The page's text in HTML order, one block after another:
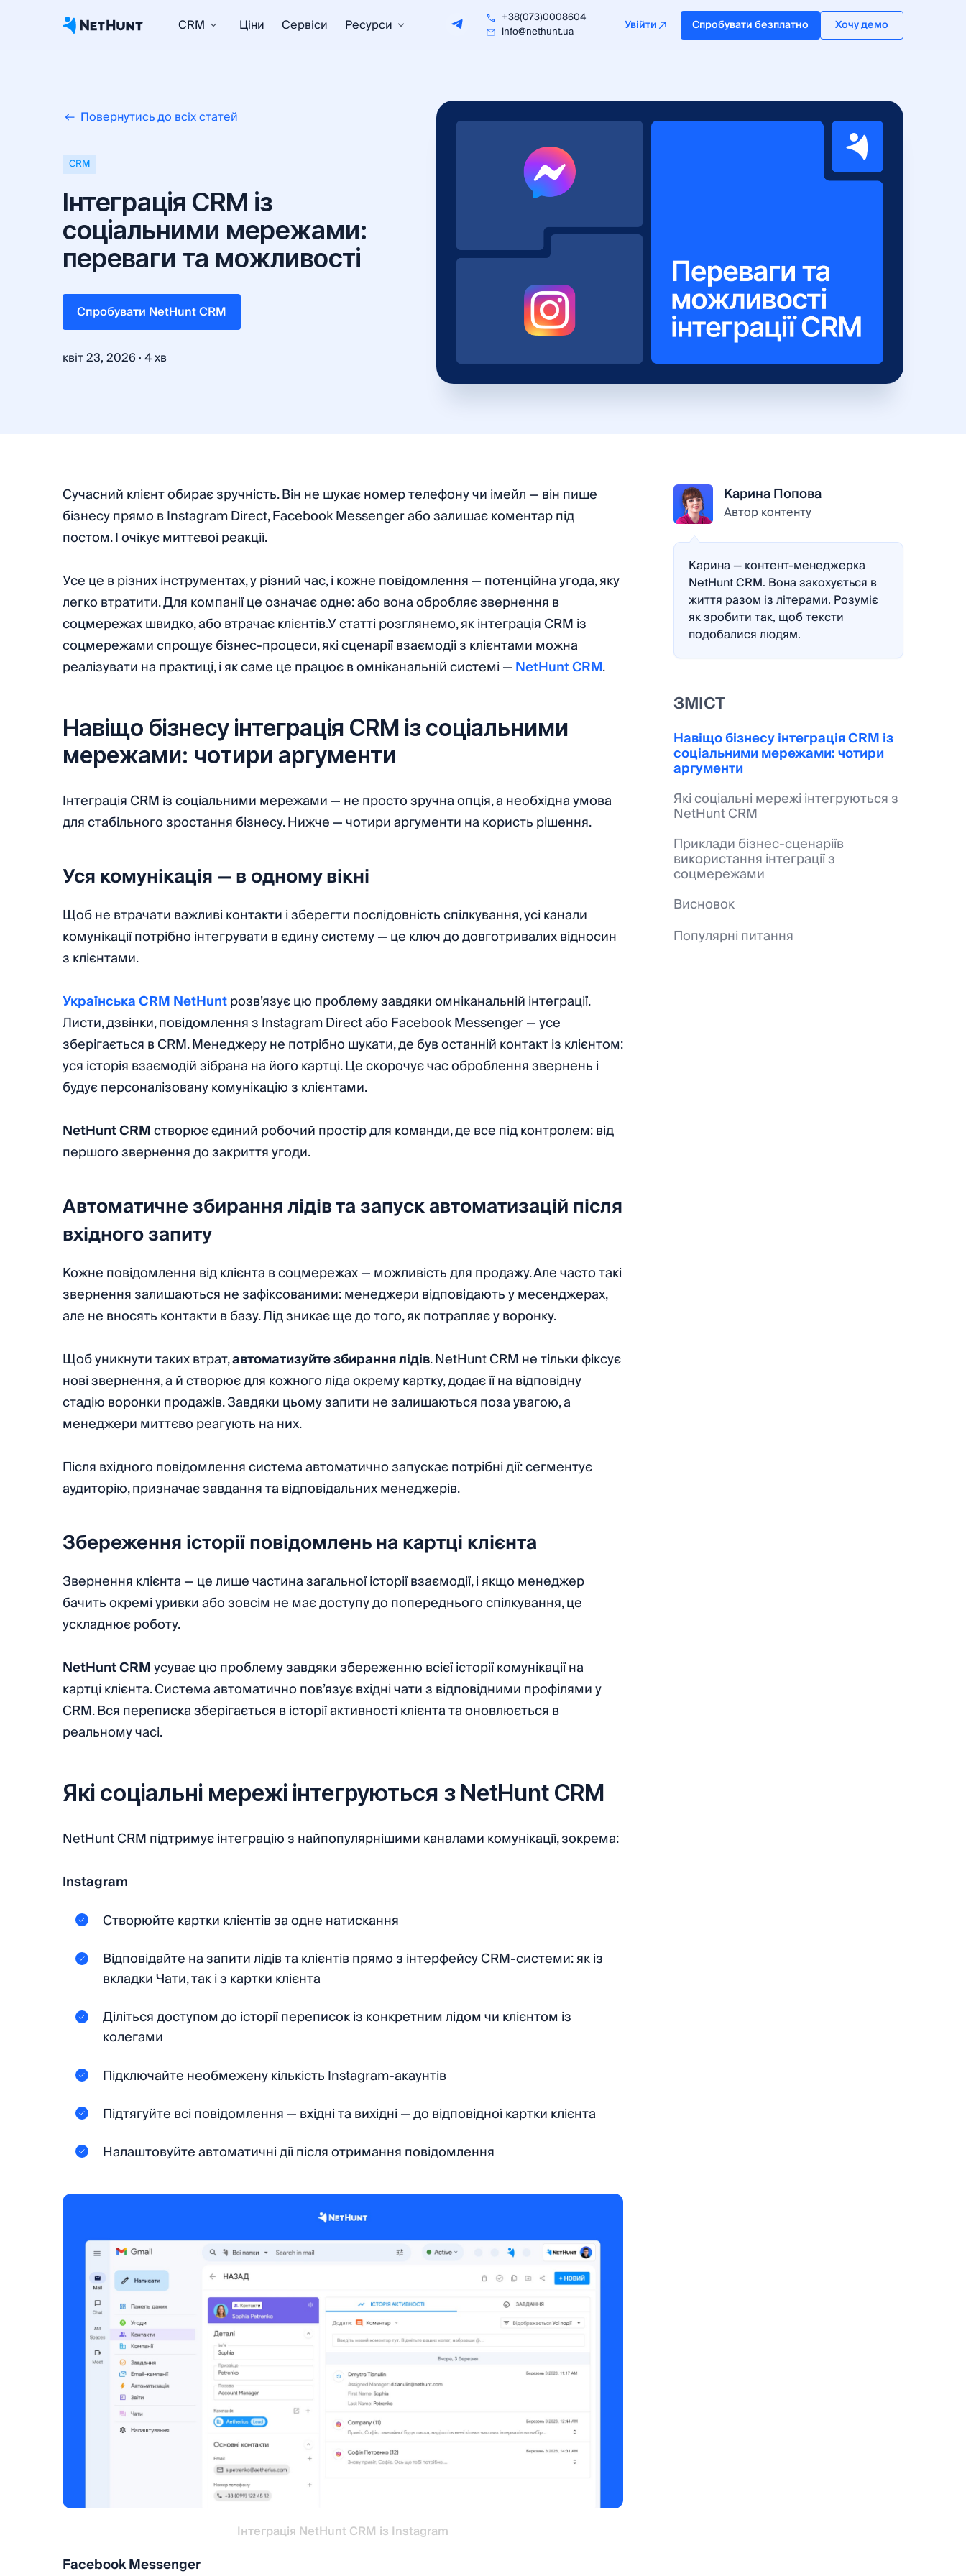
CRM Ціни Сервіси Ресурси
+38(073)0008604
info@nethunt.ua
Увійти Спробувати безплатно Хочу демо
Повернутись до всіх статей
CRM
Інтеграція CRM із
соціальними мережами:
переваги та можливості
Cпробувати NetHunt CRM
квіт 23, 2026 ·4 хв
Сучасний клієнт обирає зручність. Він не шукає номер телефону чи імейл — він пише
бізнесу прямо в Instagram Direct, Facebook Messenger або залишає коментар під
постом. І очікує миттєвої реакції.
Усе це в різних інструментах, у різний час, і кожне повідомлення — потенційна угода, яку
легко втратити. Для компанії це означає одне: або вона обробляє звернення в
соцмережах швидко, або втрачає клієнтів.У статті розглянемо, як інтеграція CRM із
соцмережами спрощує бізнес-процеси, які сценарії взаємодії з клієнтами можна
реалізувати на практиці, і як саме це працює в омніканальній системі —NetHunt CRM.
Навіщо бізнесу інтеграція CRM із соціальними
мережами: чотири аргументи
Інтеграція CRM із соціальними мережами — не просто зручна опція, а необхідна умова
для стабільного зростання бізнесу. Нижче — чотири аргументи на користь рішення.
Уся комунікація — в одному вікні
Щоб не втрачати важливі контакти і зберегти послідовність спілкування, усі канали
комунікації потрібно інтегрувати в єдину систему — це ключ до довготривалих відносин
з клієнтами.
Українська CRM NetHuntрозв’язує цю проблему завдяки омніканальній інтеграції.
Листи, дзвінки, повідомлення з Instagram Direct або Facebook Messenger — усе
зберігається в CRM. Менеджеру не потрібно шукати, де був останній контакт із клієнтом:
уся історія взаємодій зібрана на його картці. Це скорочує час оброблення звернень і
будує персоналізовану комунікацію з клієнтами.
NetHunt CRMстворює єдиний робочий простір для команди, де все під контролем: від
першого звернення до закриття угоди.
Автоматичне збирання лідів та запуск автоматизацій після
вхідного запиту
Кожне повідомлення від клієнта в соцмережах — можливість для продажу. Але часто такі
звернення залишаються не зафіксованими: менеджери відповідають у месенджерах,
але не вносять контакти в базу. Лід зникає ще до того, як потрапляє у воронку.
Щоб уникнути таких втрат,автоматизуйте збирання лідів. NetHunt CRM не тільки фіксує
нові звернення, а й створює для кожного ліда окрему картку, додає її на відповідну
стадію воронки продажів. Завдяки цьому запити не залишаються поза увагою, а
менеджери миттєво реагують на них.
Після вхідного повідомлення система автоматично запускає потрібні дії: сегментує
аудиторію, призначає завдання та відповідальних менеджерів.
Збереження історії повідомлень на картці клієнта
Звернення клієнта — це лише частина загальної історії взаємодії, і якщо менеджер
бачить окремі уривки або зовсім не має доступу до попереднього спілкування, це
ускладнює роботу.
NetHunt CRMусуває цю проблему завдяки збереженню всієї історії комунікації на
картці клієнта. Система автоматично пов’язує вхідні чати з відповідними профілями у
CRM. Вся переписка зберігається в історії активності клієнта та оновлюється в
реальному часі.
Які соціальні мережі інтегруються з NetHunt CRM
NetHunt CRM підтримує інтеграцію з найпопулярнішими каналами комунікації, зокрема:
Instagram
Створюйте картки клієнтів за одне натискання
Відповідайте на запити лідів та клієнтів прямо з інтерфейсу CRM-системи: як із
вкладки Чати, так і з картки клієнта
Діліться доступом до історії переписок із конкретним лідом чи клієнтом із
колегами
Підключайте необмежену кількість Instagram-акаунтів
Підтягуйте всі повідомлення — вхідні та вихідні — до відповідної картки клієнта
Налаштовуйте автоматичні дії після отримання повідомлення
Інтеграція NetHunt CRM із Instagram
Facebook Messenger
Карина Попова
Автор контенту
Карина — контент-менеджерка
NetHunt CRM. Вона закохується в
життя разом із літерами. Розуміє
як зробити так, щоб тексти
подобалися людям.
ЗМІСТ
Навіщо бізнесу інтеграція CRM із
соціальними мережами: чотири
аргументи
Які соціальні мережі інтегруються з
NetHunt CRM
Приклади бізнес-сценаріїв
використання інтеграції з
соцмережами
Висновок
Популярні питання